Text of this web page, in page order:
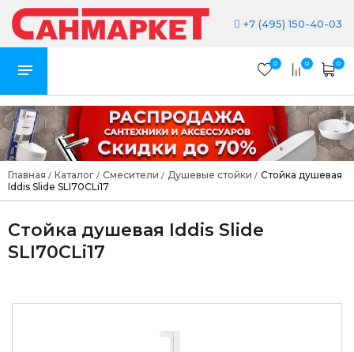
+7 (495) 150-40-03
0 0 0
Главная / Каталог / Смесители / Душевые стойки / Стойка душевая
Iddis Slide SLI70CLi17
Стойка душевая Iddis Slide
SLI70CLi17